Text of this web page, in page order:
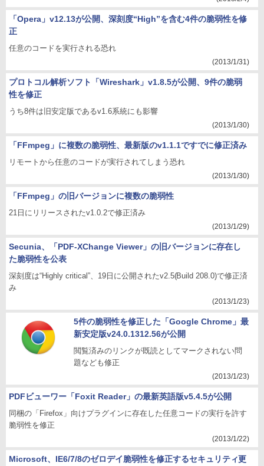
「Opera」v12.13が公開、深刻度“High”を含む4件の脆弱性を修
正
任意のコードを実行される恐れ
(2013/1/31)
プロトコル解析ソフト「Wireshark」v1.8.5が公開、9件の脆弱
性を修正
うち8件は旧安定版であるv1.6系統にも影響
(2013/1/30)
「FFmpeg」に複数の脆弱性、最新版のv1.1.1ですでに修正済み
リモートから任意のコードが実行されてしまう恐れ
(2013/1/30)
「FFmpeg」の旧バージョンに複数の脆弱性
21日にリリースされたv1.0.2で修正済み
(2013/1/29)
Secunia、「PDF-XChange Viewer」の旧バージョンに存在し
た脆弱性を公表
深刻度は“Highly critical”、19日に公開されたv2.5(Build 208.0)で修正済
み
(2013/1/23)
5件の脆弱性を修正した「Google Chrome」最
新安定版v24.0.1312.56が公開
閲覧済みのリンクが既読としてマークされない問
題なども修正
(2013/1/23)
PDFビューワー「Foxit Reader」の最新英語版v5.4.5が公開
同梱の「Firefox」向けプラグインに存在した任意コードの実行を許す
脆弱性を修正
(2013/1/22)
Microsoft、IE6/7/8のゼロデイ脆弱性を修正するセキュリティ更